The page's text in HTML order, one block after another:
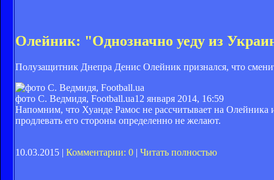
Олейник: "Однозначно уеду из
Полузащитник Днепра Денис Олейник признался, что
фото С. Ведмидя, Football.ua12 января 2014, 16:59
Напомним, что Хуанде Рамос не рассчитывает на Олейника
продлевать его стороны определенно не желают.
10.03.2015 | Комментарии: 0 | Читать полностью